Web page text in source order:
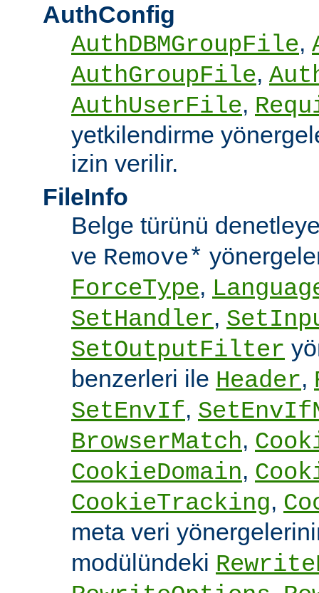
AuthConfig
AuthDBMGroupFile,
AuthGroupFile,
AuthUserFile,
yetkilendirme
izin verilir.
FileInfo
Belge türünü
ve Remove*
ForceType,
SetHandler,
SetOutputFilter
benzerleri ile Header,
SetEnvIf,
BrowserMatch,
CookieDomain,
CookieTracking,
meta veri
modülündeki